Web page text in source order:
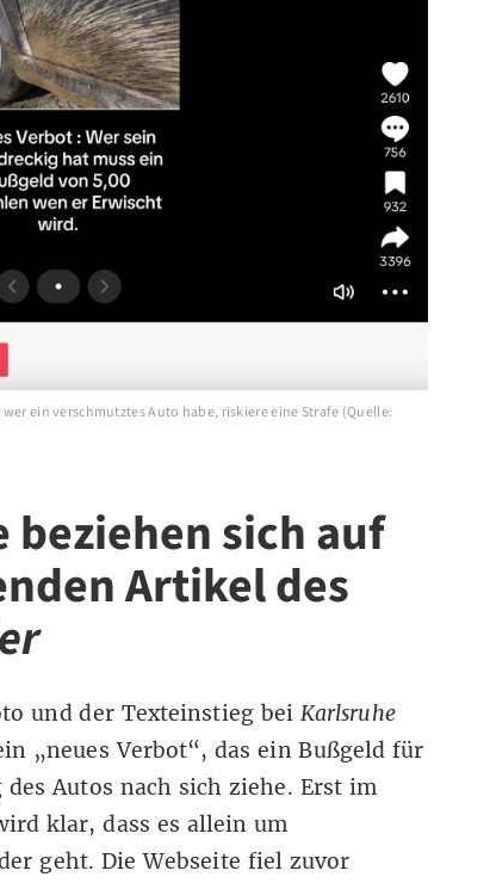
ein verschmutztes Auto habe, riskiere eine Strafe (Quelle:
sich auf
Artikel des
und der Texteinstieg bei Karlsruhe
„neues Verbot“, das ein Bußgeld für
Autos nach sich ziehe. Erst im
klar, dass es allein um
geht. Die Webseite fiel zuvor